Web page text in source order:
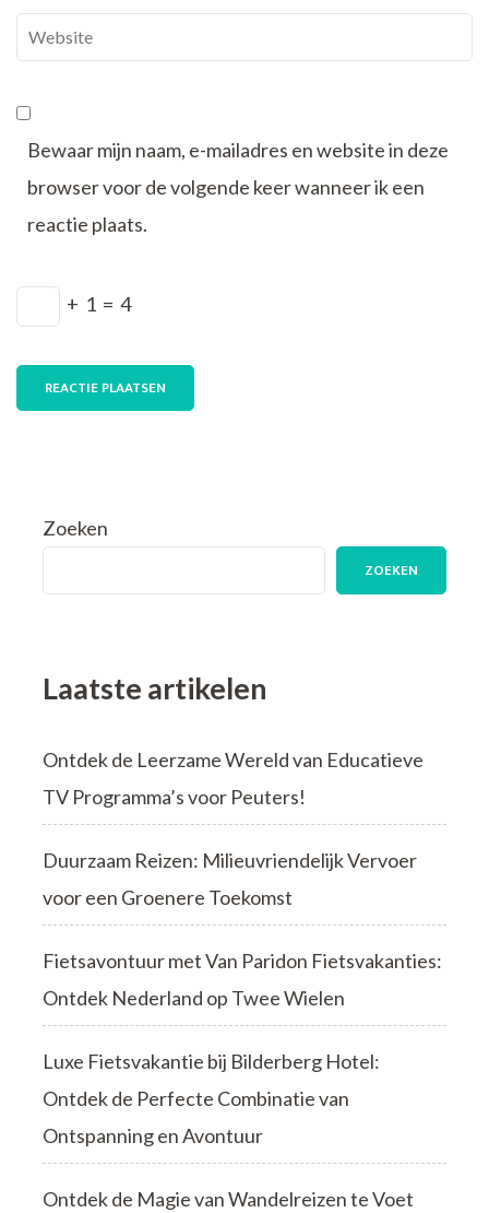
Website
Bewaar mijn naam, e-mailadres en website in deze
browser voor de volgende keer wanneer ik een
reactie plaats.
+ 1 = 4
Zoeken
ZOEKEN
Laatste artikelen
Ontdek de Leerzame Wereld van Educatieve
TV Programma’s voor Peuters!
Duurzaam Reizen: Milieuvriendelijk Vervoer
voor een Groenere Toekomst
Fietsavontuur met Van Paridon Fietsvakanties:
Ontdek Nederland op Twee Wielen
Luxe Fietsvakantie bij Bilderberg Hotel:
Ontdek de Perfecte Combinatie van
Ontspanning en Avontuur
Ontdek de Magie van Wandelreizen te Voet